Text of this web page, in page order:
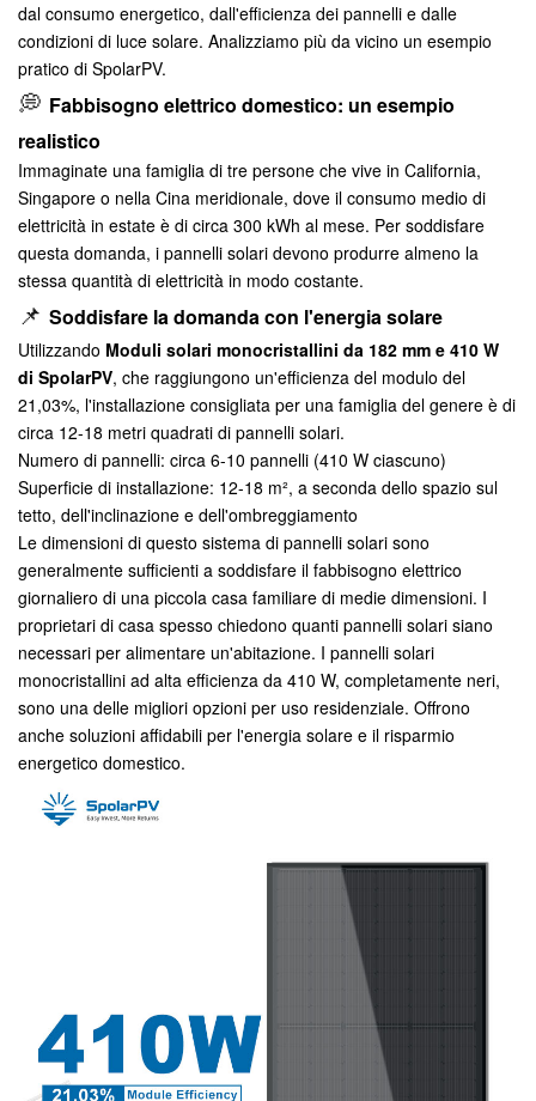
dal consumo energetico, dall'efficienza dei pannelli e dalle
condizioni di luce solare. Analizziamo più da vicino un esempio
pratico di SpolarPV.
💭 Fabbisogno elettrico domestico: un esempio
realistico
Immaginate una famiglia di tre persone che vive in California,
Singapore o nella Cina meridionale, dove il consumo medio di
elettricità in estate è di circa 300 kWh al mese. Per soddisfare
questa domanda, i pannelli solari devono produrre almeno la
stessa quantità di elettricità in modo costante.
📌 Soddisfare la domanda con l'energia solare
Utilizzando Moduli solari monocristallini da 182 mm e 410 W
di SpolarPV, che raggiungono un'efficienza del modulo del
21,03%, l'installazione consigliata per una famiglia del genere è di
circa 12-18 metri quadrati di pannelli solari.
Numero di pannelli: circa 6-10 pannelli (410 W ciascuno)
Superficie di installazione: 12-18 m², a seconda dello spazio sul
tetto, dell'inclinazione e dell'ombreggiamento
Le dimensioni di questo sistema di pannelli solari sono
generalmente sufficienti a soddisfare il fabbisogno elettrico
giornaliero di una piccola casa familiare di medie dimensioni. I
proprietari di casa spesso chiedono quanti pannelli solari siano
necessari per alimentare un'abitazione. I pannelli solari
monocristallini ad alta efficienza da 410 W, completamente neri,
sono una delle migliori opzioni per uso residenziale. Offrono
anche soluzioni affidabili per l'energia solare e il risparmio
energetico domestico.